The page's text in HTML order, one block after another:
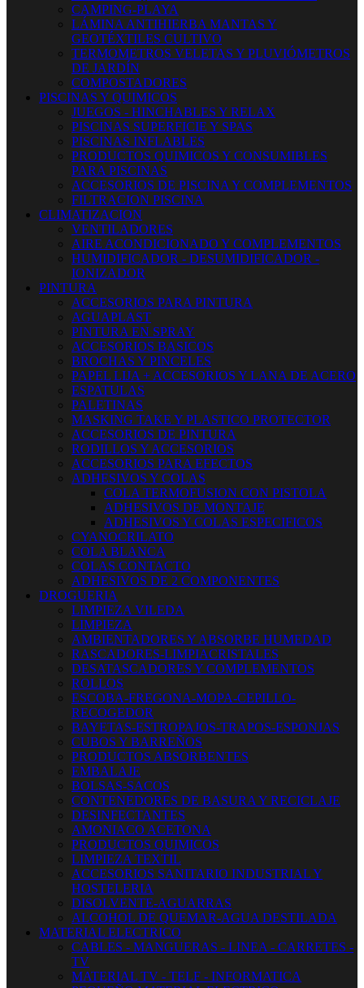
CAMPING-PLAYA
LÁMINA ANTIHIERBA MANTAS Y
GEOTÉXTILES CULTIVO
TERMOMETROS VELETAS Y PLUVIÓMETROS
DE JARDÍN
COMPOSTADORES
PISCINAS Y QUIMICOS
JUEGOS - HINCHABLES Y RELAX
PISCINAS SUPERFICIE Y SPAS
PISCINAS INFLABLES
PRODUCTOS QUIMICOS Y CONSUMIBLES
PARA PISCINAS
ACCESORIOS DE PISCINA Y COMPLEMENTOS
FILTRACION PISCINA
CLIMATIZACION
VENTILADORES
AIRE ACONDICIONADO Y COMPLEMENTOS
HUMIDIFICADOR - DESUMIDIFICADOR -
IONIZADOR
PINTURA
ACCESORIOS PARA PINTURA
AGUAPLAST
PINTURA EN SPRAY
ACCESORIOS BASICOS
BROCHAS Y PINCELES
PAPEL LIJA + ACCESORIOS Y LANA DE ACERO
ESPATULAS
PALETINAS
MASKING TAKE Y PLASTICO PROTECTOR
ACCESORIOS DE PINTURA
RODILLOS Y ACCESORIOS
ACCESORIOS PARA EFECTOS
ADHESIVOS Y COLAS
COLA TERMOFUSION CON PISTOLA
ADHESIVOS DE MONTAJE
ADHESIVOS Y COLAS ESPECIFICOS
CYANOCRILATO
COLA BLANCA
COLAS CONTACTO
ADHESIVOS DE 2 COMPONENTES
DROGUERIA
LIMPIEZA VILEDA
LIMPIEZA
AMBIENTADORES Y ABSORBE HUMEDAD
RASCADORES-LIMPIACRISTALES
DESATASCADORES Y COMPLEMENTOS
ROLLOS
ESCOBA-FREGONA-MOPA-CEPILLO-
RECOGEDOR
BAYETAS-ESTROPAJOS-TRAPOS-ESPONJAS
CUBOS Y BARREÑOS
PRODUCTOS ABSORBENTES
EMBALAJE
BOLSAS-SACOS
CONTENEDORES DE BASURA Y RECICLAJE
DESINFECTANTES
AMONIACO ACETONA
PRODUCTOS QUIMICOS
LIMPIEZA TEXTIL
ACCESORIOS SANITARIO INDUSTRIAL Y
HOSTELERIA
DISOLVENTE-AGUARRAS
ALCOHOL DE QUEMAR-AGUA DESTILADA
MATERIAL ELECTRICO
CABLES - MANGUERAS - LINEA - CARRETES -
TV
MATERIAL TV - TELF - INFORMATICA